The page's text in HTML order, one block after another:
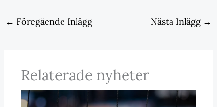
← Föregående Inlägg Nästa Inlägg →
Relaterade nyheter